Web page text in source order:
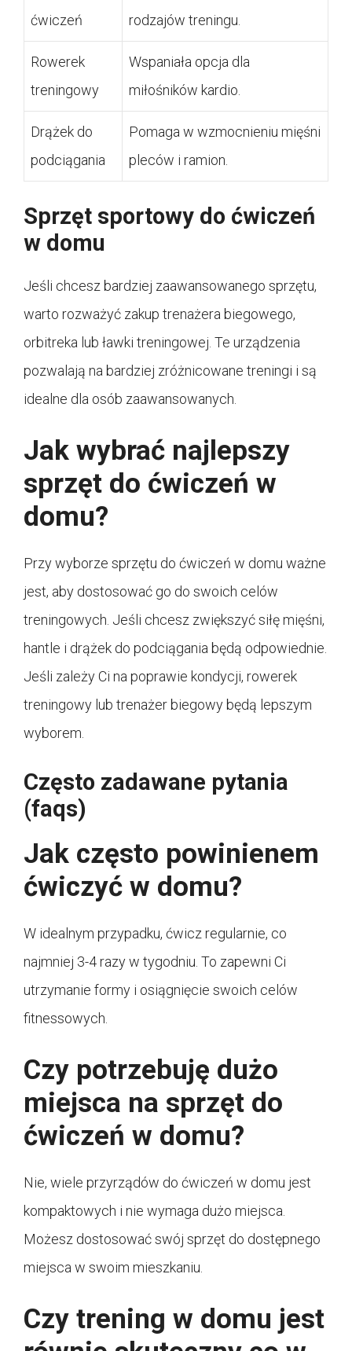
ćwiczeń
rodzajów treningu.
Rowerek
treningowy
Wspaniała opcja dla
miłośników kardio.
Drążek do
podciągania
Pomaga w wzmocnieniu mięśni
pleców i ramion.
Sprzęt sportowy do ćwiczeń
w domu
Jeśli chcesz bardziej zaawansowanego sprzętu,
warto rozważyć zakup trenażera biegowego,
orbitreka lub ławki treningowej. Te urządzenia
pozwalają na bardziej zróżnicowane treningi i są
idealne dla osób zaawansowanych.
Jak wybrać najlepszy
sprzęt do ćwiczeń w
domu?
Przy wyborze sprzętu do ćwiczeń w domu ważne
jest, aby dostosować go do swoich celów
treningowych. Jeśli chcesz zwiększyć siłę mięśni,
hantle i drążek do podciągania będą odpowiednie.
Jeśli zależy Ci na poprawie kondycji, rowerek
treningowy lub trenażer biegowy będą lepszym
wyborem.
Często zadawane pytania
(faqs)
Jak często powinienem
ćwiczyć w domu?
W idealnym przypadku, ćwicz regularnie, co
najmniej 3-4 razy w tygodniu. To zapewni Ci
utrzymanie formy i osiągnięcie swoich celów
fitnessowych.
Czy potrzebuję dużo
miejsca na sprzęt do
ćwiczeń w domu?
Nie, wiele przyrządów do ćwiczeń w domu jest
kompaktowych i nie wymaga dużo miejsca.
Możesz dostosować swój sprzęt do dostępnego
miejsca w swoim mieszkaniu.
Czy trening w domu jest